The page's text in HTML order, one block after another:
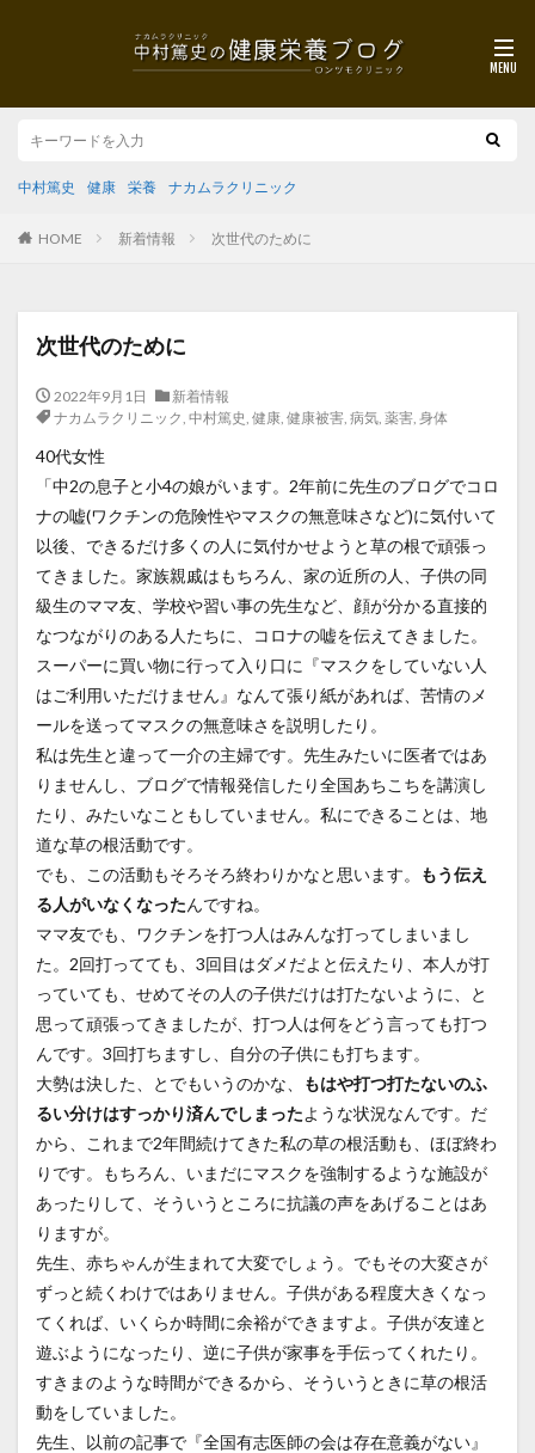
中村篤史 健康 栄養 ナカムラクリニック
HOME 新着情報 次世代のために
次世代のために
2022年9月1日
新着情報
ナカムラクリニック, 中村篤史, 健康, 健康被害, 病気, 薬害, 身体
40代女性
「中2の息子と小4の娘がいます。2年前に先生のブログでコロ
ナの嘘(ワクチンの危険性やマスクの無意味さなど)に気付いて
以後、できるだけ多くの人に気付かせようと草の根で頑張っ
てきました。家族親戚はもちろん、家の近所の人、子供の同
級生のママ友、学校や習い事の先生など、顔が分かる直接的
なつながりのある人たちに、コロナの嘘を伝えてきました。
スーパーに買い物に行って入り口に『マスクをしていない人
はご利用いただけません』なんて張り紙があれば、苦情のメ
ールを送ってマスクの無意味さを説明したり。
私は先生と違って一介の主婦です。先生みたいに医者ではあ
りませんし、ブログで情報発信したり全国あちこちを講演し
たり、みたいなこともしていません。私にできることは、地
道な草の根活動です。
でも、この活動もそろそろ終わりかなと思います。
もう伝え
る人がいなくなったんですね。
ママ友でも、ワクチンを打つ人はみんな打ってしまいまし
た。2回打ってても、3回目はダメだよと伝えたり、本人が打
っていても、せめてその人の子供だけは打たないように、と
思って頑張ってきましたが、打つ人は何をどう言っても打つ
んです。3回打ちますし、自分の子供にも打ちます。
大勢は決した、とでもいうのかな、
もはや打つ打たないのふ
るい分けはすっかり済んでしまったような状況なんです。だ
から、これまで2年間続けてきた私の草の根活動も、ほぼ終わ
りです。もちろん、いまだにマスクを強制するような施設が
あったりして、そういうところに抗議の声をあげることはあ
りますが。
先生、赤ちゃんが生まれて大変でしょう。でもその大変さが
ずっと続くわけではありません。子供がある程度大きくなっ
てくれば、いくらか時間に余裕ができますよ。子供が友達と
遊ぶようになったり、逆に子供が家事を手伝ってくれたり。
すきまのような時間ができるから、そういうときに草の根活
動をしていました。
先生、以前の記事で『全国有志医師の会は存在意義がない』